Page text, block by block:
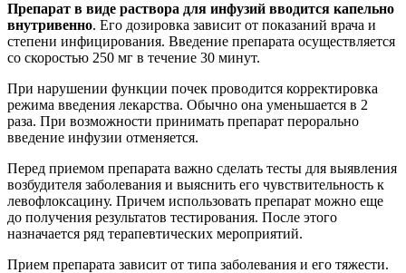
Препарат в виде раствора для инфузий вводится капельно
внутривенно. Его дозировка зависит от показаний врача и
степени инфицирования. Введение препарата осуществляется
со скоростью 250 мг в течение 30 минут.
При нарушении функции почек проводится корректировка
режима введения лекарства. Обычно она уменьшается в 2
раза. При возможности принимать препарат перорально
введение инфузии отменяется.
Перед приемом препарата важно сделать тесты для выявления
возбудителя заболевания и выяснить его чувствительность к
левофлоксацину. Причем использовать препарат можно еще
до получения результатов тестирования. После этого
назначается ряд терапевтических мероприятий.
Прием препарата зависит от типа заболевания и его тяжести.